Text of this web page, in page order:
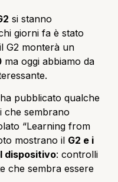
si stanno
giorni fa è stato
G2 monterà un
ma oggi abbiamo da
ha pubblicato qualche
che sembrano
“Learning from
mostrano il G2 e i
dispositivo: controlli
che sembra essere